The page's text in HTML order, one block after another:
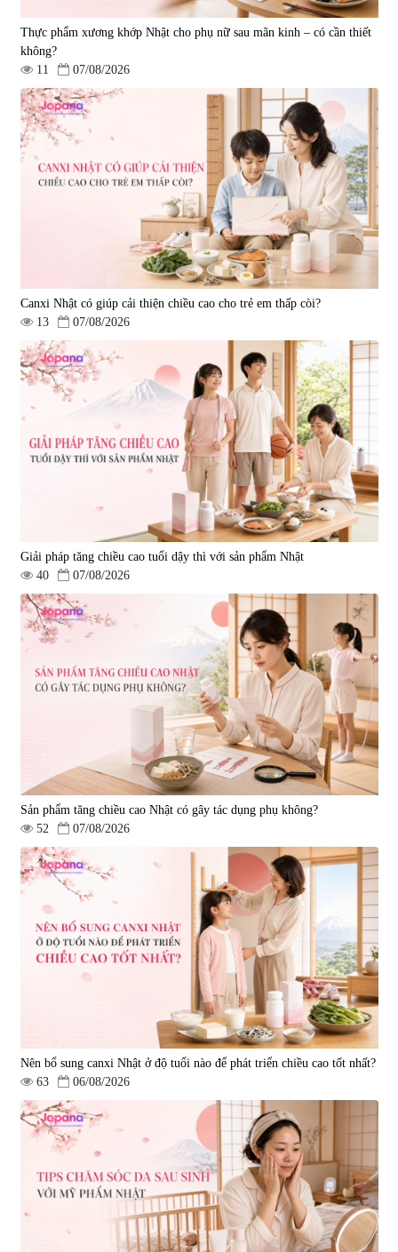
Tẩy tế bào chết Nichiei Bussan
Nano NMN+ Peeling Gel
Luxury 200g
1.490.000 đ
Viên uống hỗ trợ bền thành
mạch, ngừa tai biến Elastin Plus
& Nattokinase Hokoen 80 viên
|0
980.000 đ
Viên uống bổ gan Ribeto Shoji
Hepaclean 60 viên
543.205
690.000 đ
Viên uống hỗ trợ cải thiện thoát
vị đĩa đệm Kyoto Has 30 viên
14.560
1.600.000 đ
Viên uống hỗ trợ giấc ngủ Fujina
Sleepy Nhật Bản 80 viên
|13.760
580.000 đ
điều trị đột quỵ Biken Kinase
Gold 60 viên
|0
1.570.000 đ
Thực phẩm xương khớp Nhật cho phụ nữ sau mãn kinh – có cần thiết
không?
11
07/08/2026
Canxi Nhật có giúp cải thiện chiều cao cho trẻ em thấp còi?
13
07/08/2026
Giải pháp tăng chiều cao tuổi dậy thì với sản phẩm Nhật
40
07/08/2026
Sản phẩm tăng chiều cao Nhật có gây tác dụng phụ không?
52
07/08/2026
Nên bổ sung canxi Nhật ở độ tuổi nào để phát triển chiều cao tốt nhất?
63
06/08/2026